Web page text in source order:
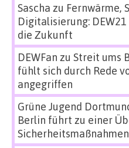
Sascha zu Fernwärme,
Digitalisierung:
die Zukunft
DEWFan zu Streit ums
fühlt sich durch Rede
angegriffen
Grüne Jugend
Berlin führt zu einer